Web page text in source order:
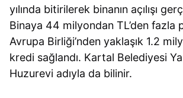
yılında bitirilerek binanın açılışı
Binaya 44 milyondan TL’den fazla
Avrupa Birliği’nden yaklaşık 1.2
kredi sağlandı. Kartal Belediyesi
Huzurevi adıyla da bilinir.